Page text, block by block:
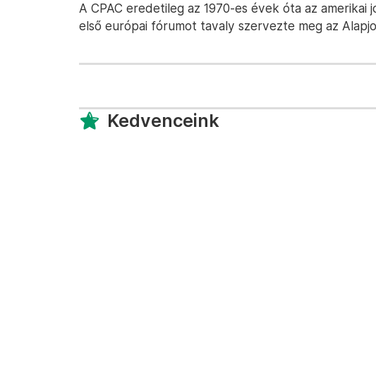
A CPAC eredetileg az 1970-es évek óta az amerikai
első európai fórumot tavaly szervezte meg az
Kedvenceink